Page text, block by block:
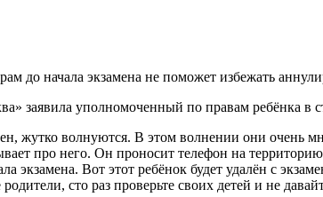
до начала экзамена не поможет избежать
заявила уполномоченный по правам ребёнка в
жутко волнуются. В этом волнении они очень
про него. Он проносит телефон на
экзамена. Вот этот ребёнок будет удалён с
сто раз проверьте своих детей и не